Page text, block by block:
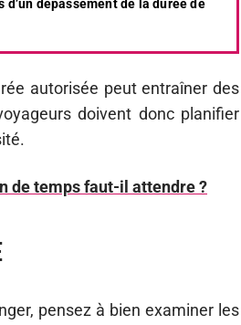
d’un dépassement de la durée de
autorisée peut entraîner des
doivent donc planifier
de temps faut-il attendre ?
pensez à bien examiner les